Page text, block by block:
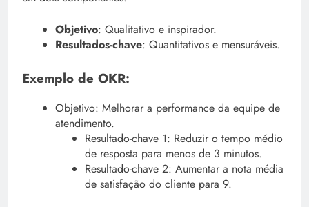
Objetivo: Qualitativo e inspirador.
Resultados-chave: Quantitativos e mensuráveis.
Exemplo de OKR:
Objetivo: Melhorar a performance da equipe de
atendimento.
Resultado-chave 1: Reduzir o tempo médio
de resposta para menos de 3 minutos.
Resultado-chave 2: Aumentar a nota média
de satisfação do cliente para 9.